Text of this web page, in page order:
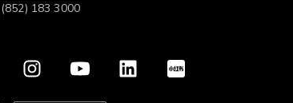
(852) 183 3000